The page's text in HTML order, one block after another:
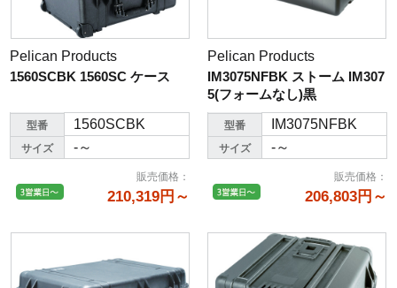
Pelican Products
1560SCBK 1560SC ケース
型番 1560SCBK
サイズ -～
販売価格 ：
210,319円～
Pelican Products
IM3075NFBK ストーム IM307
5(フォームなし)黒
型番 IM3075NFBK
サイズ -～
販売価格 ：
206,803円～